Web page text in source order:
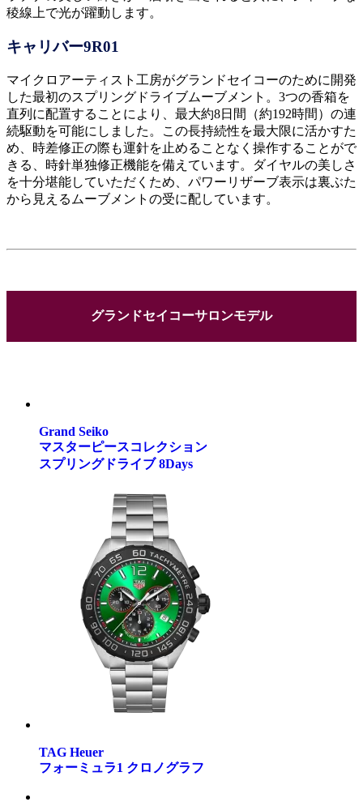
稜線上で光が躍動します。
キャリバー9R01
マイクロアーティスト工房がグランドセイコーのために開発
した最初のスプリングドライブムーブメント。3つの香箱を
直列に配置することにより、最大約8日間（約192時間）の連
続駆動を可能にしました。この長持続性を最大限に活かすた
め、時差修正の際も運針を止めることなく操作することがで
きる、時針単独修正機能を備えています。ダイヤルの美しさ
を十分堪能していただくため、パワーリザーブ表示は裏ぶた
から見えるムーブメントの受に配しています。
グランドセイコーサロンモデル
Grand Seiko
マスターピースコレクション
スプリングドライブ 8Days
TAG Heuer
フォーミュラ1 クロノグラフ